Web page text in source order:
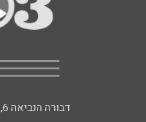
דבורה הנביאה 6, רמת השרון